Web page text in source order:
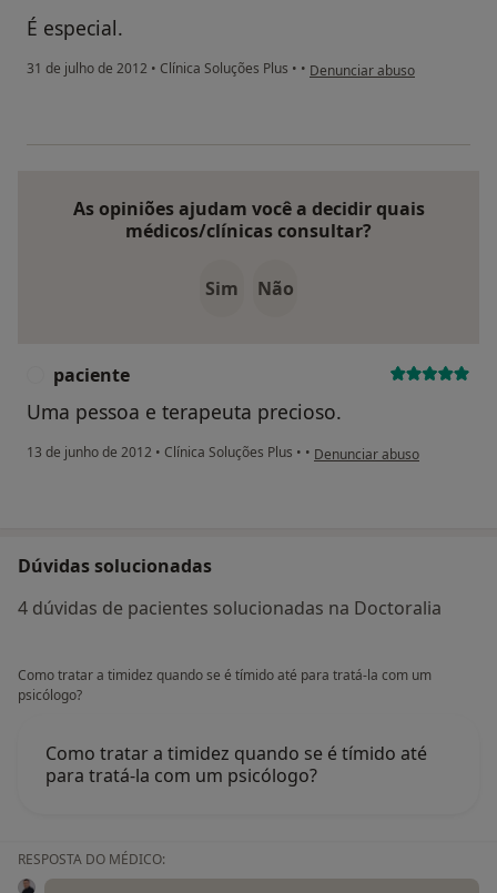
É especial.
31 de julho de 2012 • Clínica Soluções Plus • • na opinião do utilizador
Denunciar abuso
As opiniões ajudam você a decidir quais
médicos/clínicas consultar?
Sim Não
paciente
Uma pessoa e terapeuta precioso.
13 de junho de 2012 • Clínica Soluções Plus • • na opinião do utilizador
Denunciar abuso
Dúvidas solucionadas
4 dúvidas de pacientes solucionadas na Doctoralia
Como tratar a timidez quando se é tímido até para tratá-la com um
psicólogo?
Como tratar a timidez quando se é tímido até
para tratá-la com um psicólogo?
RESPOSTA DO MÉDICO: